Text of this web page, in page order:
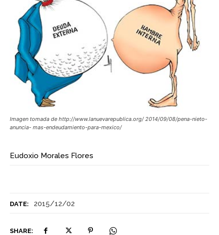
DATE: 2015/12/02
SHARE:
Imagen tomada de http://www.lanuevarepublica.org/ 2014/09/08/pena-nieto-
anuncia- mas-endeudamiento-para-mexico/
Eudoxio Morales Flores